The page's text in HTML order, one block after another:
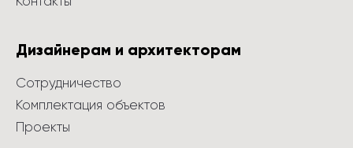
Дизайнерам и архитекторам
Сотрудничество
Комплектация объектов
Проекты